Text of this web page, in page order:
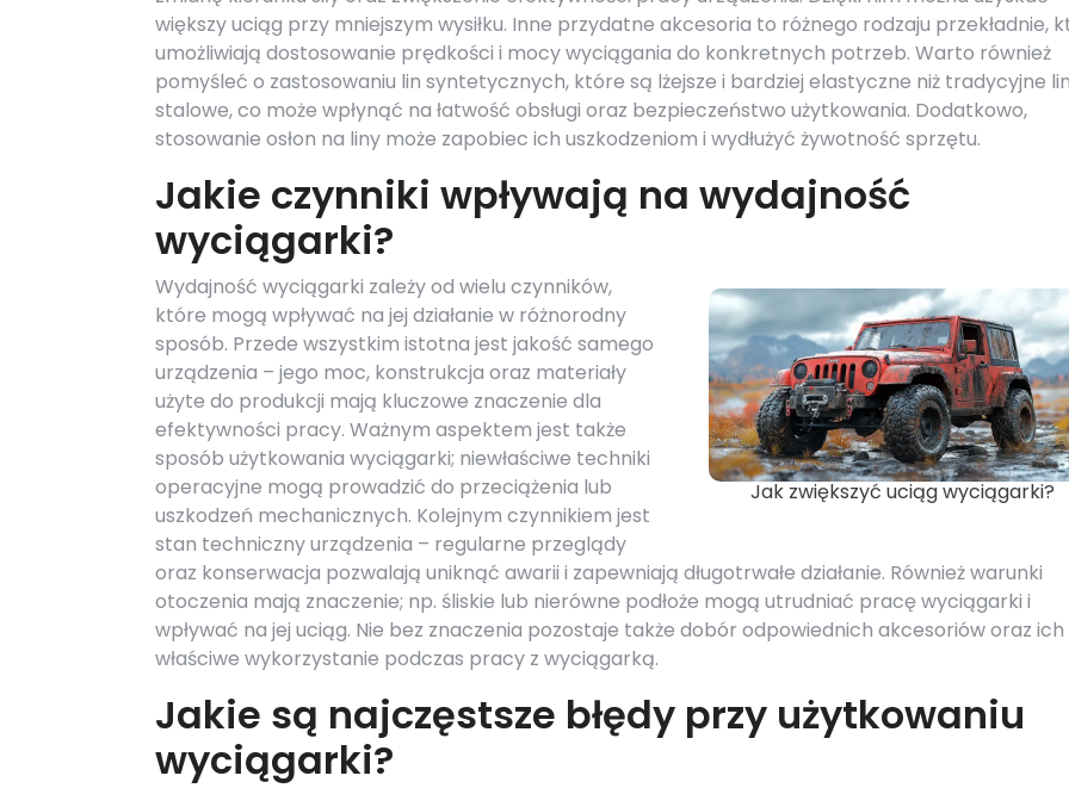
większy uciąg przy mniejszym wysiłku. Inne przydatne akcesoria to różnego rodzaju przekładnie,
umożliwiają dostosowanie prędkości i mocy wyciągania do konkretnych potrzeb. Warto również
pomyśleć o zastosowaniu lin syntetycznych, które są lżejsze i bardziej elastyczne niż tradycyjne
stalowe, co może wpłynąć na łatwość obsługi oraz bezpieczeństwo użytkowania. Dodatkowo,
stosowanie osłon na liny może zapobiec ich uszkodzeniom i wydłużyć żywotność sprzętu.
Jakie czynniki wpływają na wydajność
wyciągarki?
Jak zwiększyć uciąg wyciągarki?
Wydajność wyciągarki zależy od wielu czynników,
które mogą wpływać na jej działanie w różnorodny
sposób. Przede wszystkim istotna jest jakość samego
urządzenia – jego moc, konstrukcja oraz materiały
użyte do produkcji mają kluczowe znaczenie dla
efektywności pracy. Ważnym aspektem jest także
sposób użytkowania wyciągarki; niewłaściwe techniki
operacyjne mogą prowadzić do przeciążenia lub
uszkodzeń mechanicznych. Kolejnym czynnikiem jest
stan techniczny urządzenia – regularne przeglądy
oraz konserwacja pozwalają uniknąć awarii i zapewniają długotrwałe działanie. Również warunki
otoczenia mają znaczenie; np. śliskie lub nierówne podłoże mogą utrudniać pracę wyciągarki i
wpływać na jej uciąg. Nie bez znaczenia pozostaje także dobór odpowiednich akcesoriów oraz ich
właściwe wykorzystanie podczas pracy z wyciągarką.
Jakie są najczęstsze błędy przy użytkowaniu
wyciągarki?